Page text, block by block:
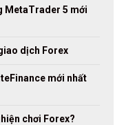
MetaTrader 5 mới
dịch Forex
mới nhất
chơi Forex?